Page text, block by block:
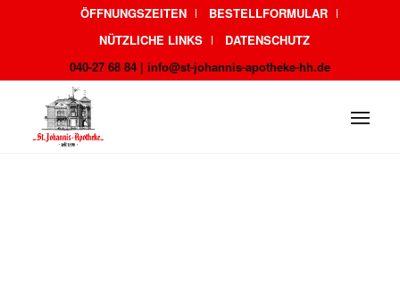
ÖFFNUNGSZEITEN
BESTELLFORMULAR
NÜTZLICHE LINKS
DATENSCHUTZ
040-27 68 84 | info@st-johannis-apotheke-hh.de